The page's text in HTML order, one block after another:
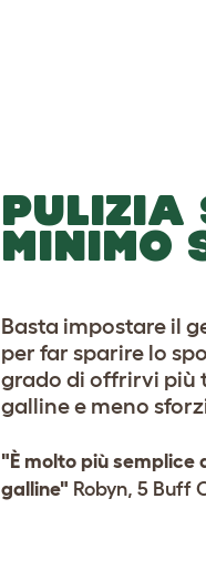
PULIZIA
MINIMO
Basta impostare il
per far sparire lo
grado di offrirvi più
galline e meno
"È molto più semplice
galline" Robyn, 5 Buff